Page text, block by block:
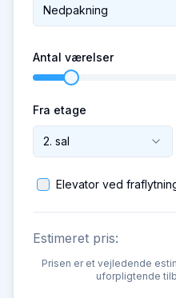
Nedpakning
Antal værelser
Fra etage
2. sal
Elevator ved
Estimeret pris:
Prisen er et vejledende
uforpligtende